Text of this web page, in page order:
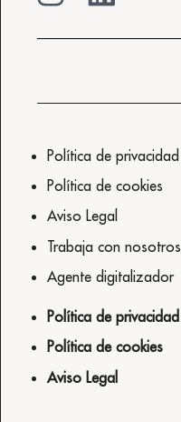
Política de privacidad
Política de cookies
Aviso Legal
Trabaja con nosotros
Agente digitalizador
Política de privacidad
Política de cookies
Aviso Legal